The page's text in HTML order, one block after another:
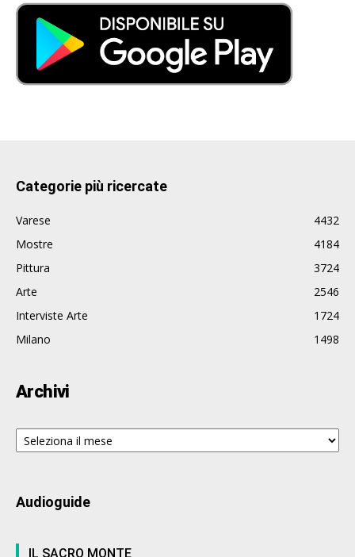
Categorie più ricercate
Varese
4432
Mostre
4184
Pittura
3724
Arte
2546
Interviste Arte
1724
Milano
1498
Archivi
Archivi
Audioguide
IL SACRO MONTE